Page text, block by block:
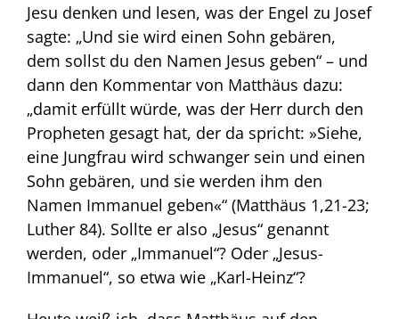
Jesu denken und lesen, was der Engel zu Josef
sagte: „Und sie wird einen Sohn gebären,
dem sollst du den Namen Jesus geben“ – und
dann den Kommentar von Matthäus dazu:
„damit erfüllt würde, was der Herr durch den
Propheten gesagt hat, der da spricht: »Siehe,
eine Jungfrau wird schwanger sein und einen
Sohn gebären, und sie werden ihm den
Namen Immanuel geben«“ (Matthäus 1,21-23;
Luther 84). Sollte er also „Jesus“ genannt
werden, oder „Immanuel“? Oder „Jesus-
Immanuel“, so etwa wie „Karl-Heinz“?